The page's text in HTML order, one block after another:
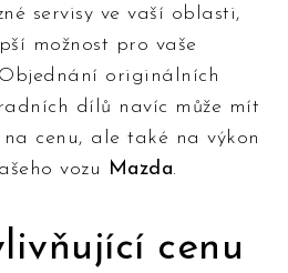
servisy ve vaší oblasti,
možnost pro vaše
originálních
dílů navíc může mít
cenu, ale také na výkon
vozu Mazda.
cenu